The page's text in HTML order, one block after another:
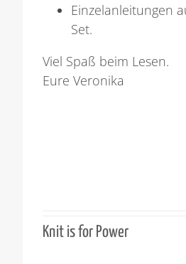
Einzelanleitungen
Set.
Viel Spaß beim Lesen.
Eure Veronika
Knit is for Power